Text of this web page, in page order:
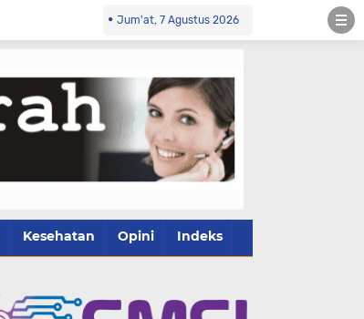
Jum'at, 7 Agustus 2026
Kesehatan Opini Indeks